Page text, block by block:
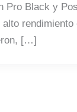
Pro Black y
[…]